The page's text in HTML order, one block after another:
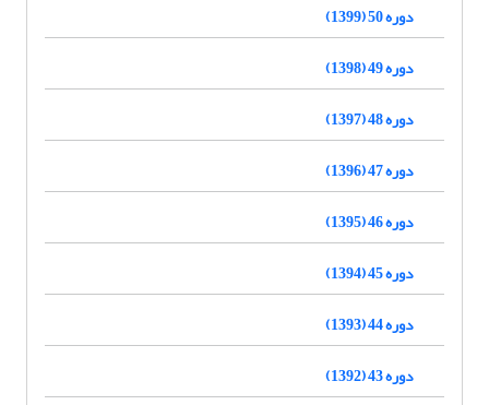
دوره 50 (1399)
دوره 49 (1398)
دوره 48 (1397)
دوره 47 (1396)
دوره 46 (1395)
دوره 45 (1394)
دوره 44 (1393)
دوره 43 (1392)